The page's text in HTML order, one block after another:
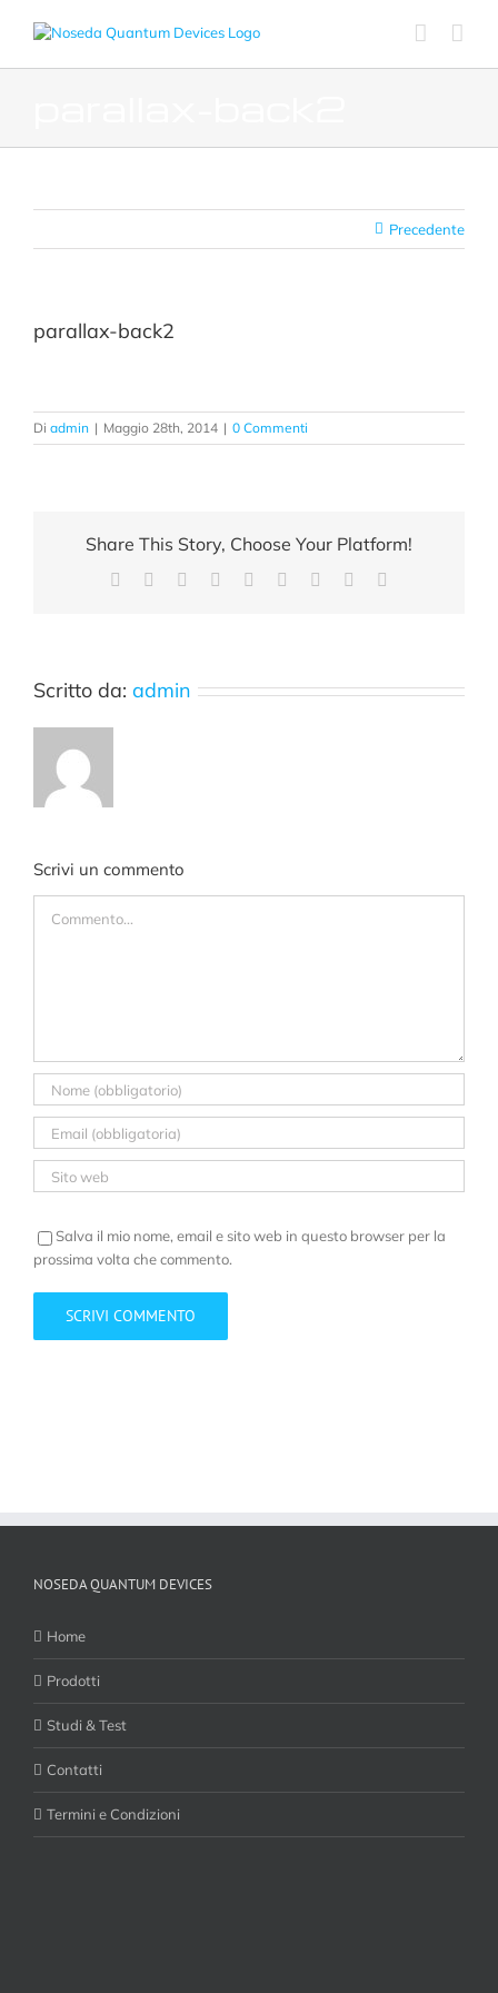
Precedente
parallax-back2
Di admin | Maggio 28th, 2014 | 0 Commenti
Share This Story, Choose Your Platform!
Facebook Reddit LinkedInWhatsApp
TumblrPinterest
Scritto da: admin
Scrivi un commento
Salva il mio nome, email e sito web in questo browser per la
prossima volta che commento.
NOSEDA QUANTUM DEVICES
Home
Prodotti
Studi & Test
Contatti
Termini e Condizioni